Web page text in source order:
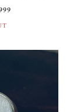
リング ス
ー 21号